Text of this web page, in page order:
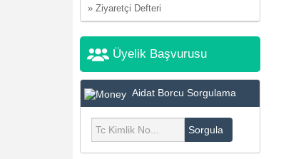
» Ziyaretçi Defteri
Üyelik Başvurusu
Aidat Borcu Sorgulama
Sorgula